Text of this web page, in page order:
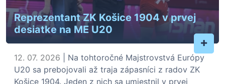
Reprezentant ZK Košice 1904 v prvej
desiatke na ME U20
+
12. 07. 2026 | Na tohtoročné Majstrovstvá Európy
U20 sa prebojovali až traja zápasníci z radov ZK
Košice 1904. Jeden z nich sa umiestnil v prvej